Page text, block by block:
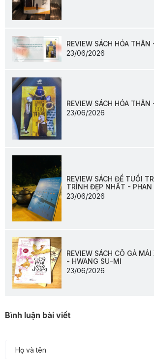
REVIEW SÁCH HÓA THÂN
23/06/2026
REVIEW SÁCH HÓA THÂN
23/06/2026
REVIEW SÁCH ĐỂ TUỔI
TRÌNH ĐẸP NHẤT - PHAN
23/06/2026
REVIEW SÁCH CÔ GÀ
- HWANG SU-MI
23/06/2026
Bình luận bài viết